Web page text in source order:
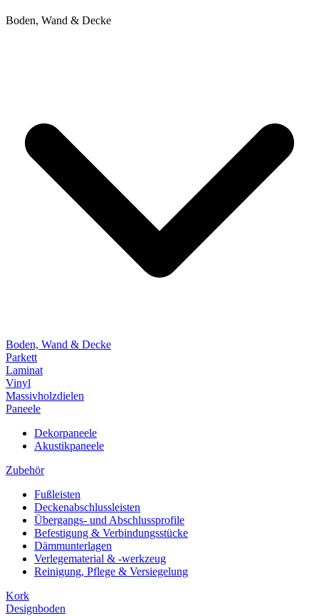
Boden, Wand & Decke
Boden, Wand & Decke
Parkett
Laminat
Vinyl
Massivholzdielen
Paneele
Dekorpaneele
Akustikpaneele
Zubehör
Fußleisten
Deckenabschlussleisten
Übergangs- und Abschlussprofile
Befestigung & Verbindungsstücke
Dämmunterlagen
Verlegematerial & -werkzeug
Reinigung, Pflege & Versiegelung
Kork
Designboden